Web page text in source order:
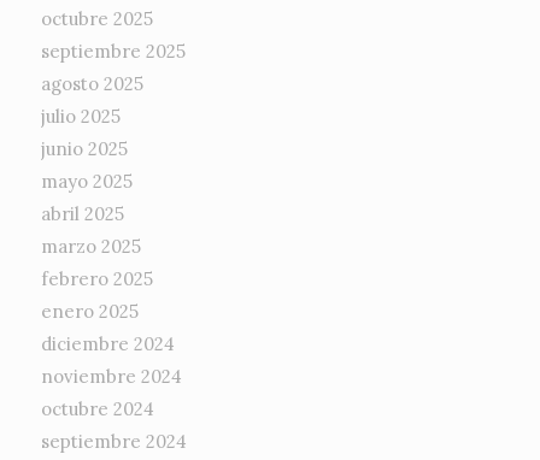
octubre 2025
septiembre 2025
agosto 2025
julio 2025
junio 2025
mayo 2025
abril 2025
marzo 2025
febrero 2025
enero 2025
diciembre 2024
noviembre 2024
octubre 2024
septiembre 2024